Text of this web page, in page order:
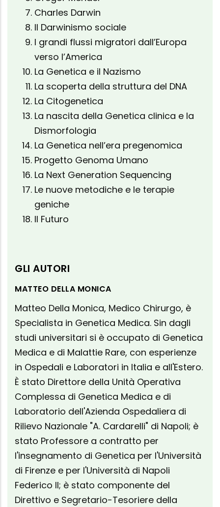
Charles Darwin
Il Darwinismo sociale
I grandi flussi migratori dall’Europa
verso l’America
La Genetica e il Nazismo
La scoperta della struttura del DNA
La Citogenetica
La nascita della Genetica clinica e la
Dismorfologia
La Genetica nell’era pregenomica
Progetto Genoma Umano
La Next Generation Sequencing
Le nuove metodiche e le terapie
geniche
Il Futuro
GLI AUTORI
MATTEO DELLA MONICA
Matteo Della Monica, Medico Chirurgo, è
Specialista in Genetica Medica. Sin dagli
studi universitari si è occupato di Genetica
Medica e di Malattie Rare, con esperienze
in Ospedali e Laboratori in Italia e all'Estero.
È stato Direttore della Unità Operativa
Complessa di Genetica Medica e di
Laboratorio dell'Azienda Ospedaliera di
Rilievo Nazionale "A. Cardarelli" di Napoli; è
stato Professore a contratto per
l'insegnamento di Genetica per l'Università
di Firenze e per l'Università di Napoli
Federico Il; è stato componente del
Direttivo e Segretario-Tesoriere della